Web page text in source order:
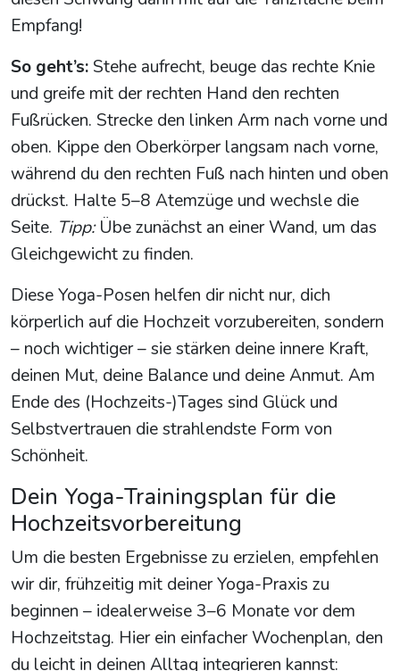
Empfang!
So geht’s: Stehe aufrecht, beuge das rechte Knie
und greife mit der rechten Hand den rechten
Fußrücken. Strecke den linken Arm nach vorne und
oben. Kippe den Oberkörper langsam nach vorne,
während du den rechten Fuß nach hinten und oben
drückst. Halte 5–8 Atemzüge und wechsle die
Seite. Tipp:Übe zunächst an einer Wand, um das
Gleichgewicht zu finden.
Diese Yoga-Posen helfen dir nicht nur, dich
körperlich auf die Hochzeit vorzubereiten, sondern
– noch wichtiger – sie stärken deine innere Kraft,
deinen Mut, deine Balance und deine Anmut. Am
Ende des (Hochzeits-)Tages sind Glück und
Selbstvertrauen die strahlendste Form von
Schönheit.
Dein Yoga-Trainingsplan für die
Hochzeitsvorbereitung
Um die besten Ergebnisse zu erzielen, empfehlen
wir dir, frühzeitig mit deiner Yoga-Praxis zu
beginnen – idealerweise 3–6 Monate vor dem
Hochzeitstag. Hier ein einfacher Wochenplan, den
du leicht in deinen Alltag integrieren kannst: